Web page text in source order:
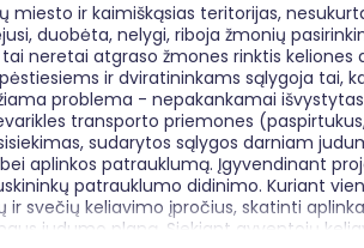
ir kaimiškąsias teritorijas,
duobėta, nelygi, riboja žmonių
neretai atgraso žmones rinktis keliones
ir dviratininkams sąlygoja tai,
problema - nepakankamai
transporto priemones
sudarytos sąlygos darniam
aplinkos patrauklumą. Įgyvendinant
patrauklumo didinimo. Kuriant
svečių keliavimo įpročius, skatinti
judumo planą. Siekiant gyventojų